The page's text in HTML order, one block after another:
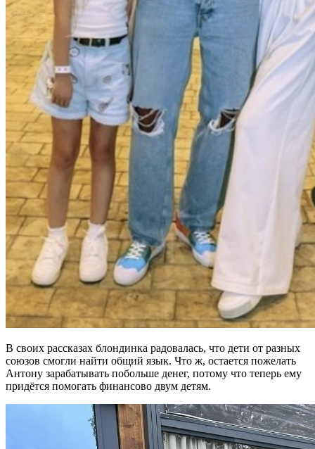
В своих рассказах блондинка радовалась, что дети от разных
союзов смогли найти общий язык. Что ж, остается пожелать
Антону зарабатывать побольше денег, потому что теперь ему
придётся помогать финансово двум детям.